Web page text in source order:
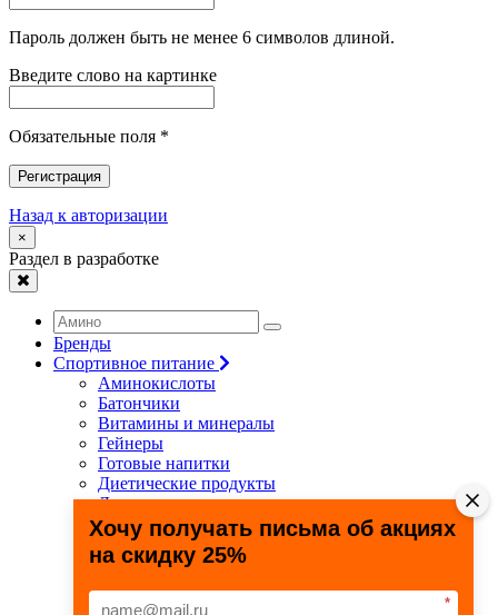
Пароль должен быть не менее 6 символов длиной.
Введите слово на картинке
Обязательные поля *
Регистрация
Назад к авторизации
×
Раздел в разработке
Бренды
Спортивное питание
Аминокислоты
Батончики
Витамины и минералы
Гейнеры
Готовые напитки
Диетические продукты
Для связок и суставов
Жиросжигатели
Здоровье и долголетие
Креатин
Специальные препараты
Хочу получать письма об акциях
на скидку 25%
*